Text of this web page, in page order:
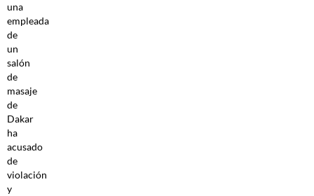
una
empleada
de
un
salón
de
masaje
de
Dakar
ha
acusado
de
violación
y